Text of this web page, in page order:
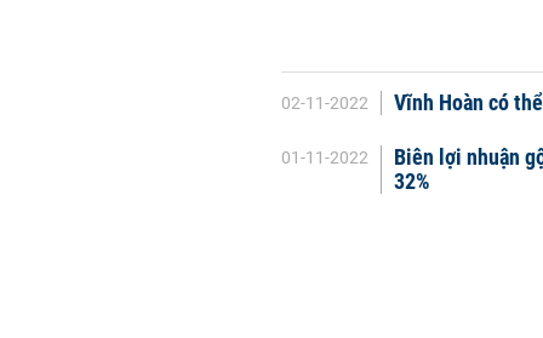
02-11-2022 Vĩnh Hoàn có
01-11-2022
Biên lợi nhuận
32%